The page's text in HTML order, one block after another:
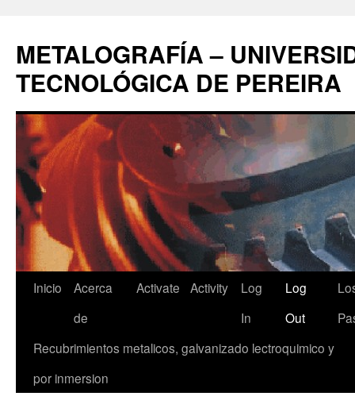
contenido
METALOGRAFÍA –
TECNOLÓGICA DE PEREIRA
Inicio
Acerca
de
Activate Activity
Log
In
Log
Out
Recubrimientos metalicos, galvanizado lectroquimico y
por inmersion